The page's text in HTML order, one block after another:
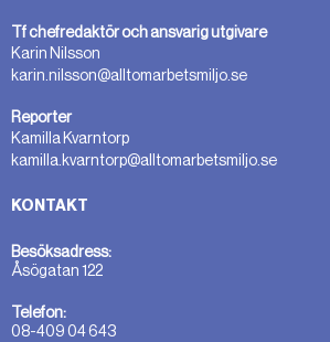
Tf chefredaktör och ansvarig utgivare
Karin Nilsson
karin.nilsson@alltomarbetsmiljo.se
Reporter
Kamilla Kvarntorp
kamilla.kvarntorp@alltomarbetsmiljo.se
KONTAKT
Besöksadress:
Åsögatan 122
Telefon:
08-409 04 643